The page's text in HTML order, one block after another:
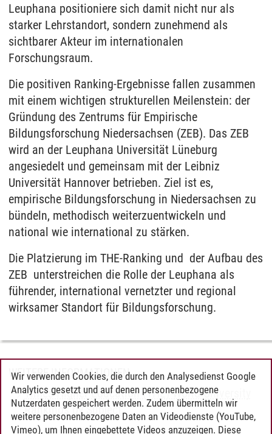
Leuphana positioniere sich damit nicht nur als
starker Lehrstandort, sondern zunehmend als
sichtbarer Akteur im internationalen
Forschungsraum.
Die positiven Ranking-Ergebnisse fallen zusammen
mit einem wichtigen strukturellen Meilenstein: der
Gründung des Zentrums für Empirische
Bildungsforschung Niedersachsen (ZEB). Das ZEB
wird an der Leuphana Universität Lüneburg
angesiedelt und gemeinsam mit der Leibniz
Universität Hannover betrieben. Ziel ist es,
empirische Bildungsforschung in Niedersachsen zu
bündeln, methodisch weiterzuentwickeln und
national wie international zu stärken.
Die Platzierung im THE-Ranking und der Aufbau des
ZEB unterstreichen die Rolle der Leuphana als
führender, international vernetzter und regional
wirksamer Standort für Bildungsforschung.
WEITERE INFORMATIONEN
Times Higher Education (THE) World University
Rankings by Subject
Wir verwenden Cookies, die durch den Analysedienst Google
Analytics gesetzt und auf denen personenbezogene
Nutzerdaten gespeichert werden. Zudem übermitteln wir
weitere personenbezogene Daten an Videodienste (YouTube,
Vimeo), um Ihnen eingebettete Videos anzuzeigen. Diese